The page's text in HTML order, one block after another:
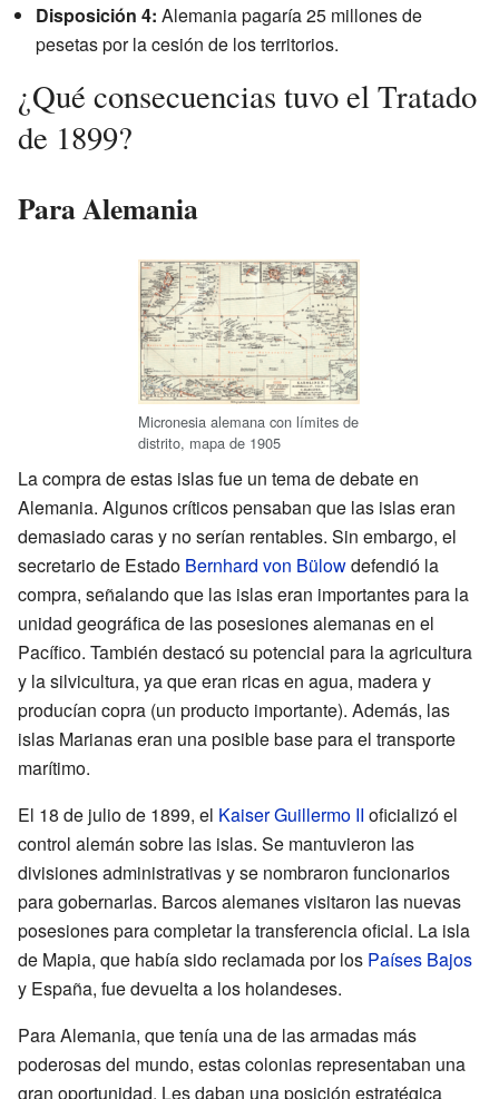
Disposición 4: Alemania pagaría 25 millones de
pesetas por la cesión de los territorios.
¿Qué consecuencias tuvo el Tratado
de 1899?
Para Alemania
Micronesia alemana con límites de
distrito, mapa de 1905
La compra de estas islas fue un tema de debate en
Alemania. Algunos críticos pensaban que las islas eran
demasiado caras y no serían rentables. Sin embargo, el
secretario de Estado Bernhard von Bülowdefendió la
compra, señalando que las islas eran importantes para la
unidad geográfica de las posesiones alemanas en el
Pacífico. También destacó su potencial para la agricultura
y la silvicultura, ya que eran ricas en agua, madera y
producían copra (un producto importante). Además, las
islas Marianas eran una posible base para el transporte
marítimo.
El 18 de julio de 1899, el Kaiser Guillermo II oficializó el
control alemán sobre las islas. Se mantuvieron las
divisiones administrativas y se nombraron funcionarios
para gobernarlas. Barcos alemanes visitaron las nuevas
posesiones para completar la transferencia oficial. La isla
de Mapia, que había sido reclamada por los Países Bajos
y España, fue devuelta a los holandeses.
Para Alemania, que tenía una de las armadas más
poderosas del mundo, estas colonias representaban una
gran oportunidad. Les daban una posición estratégica